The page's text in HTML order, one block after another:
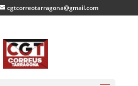
cgtcorreotarragona@gmail.com